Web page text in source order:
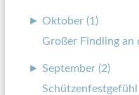
► Oktober (1)
Großer Findling an
► September (2)